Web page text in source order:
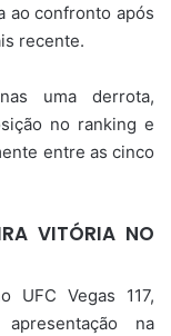
ao confronto após
recente.
uma derrota,
no ranking e
entre as cinco
VITÓRIA NO
UFC Vegas 117,
na